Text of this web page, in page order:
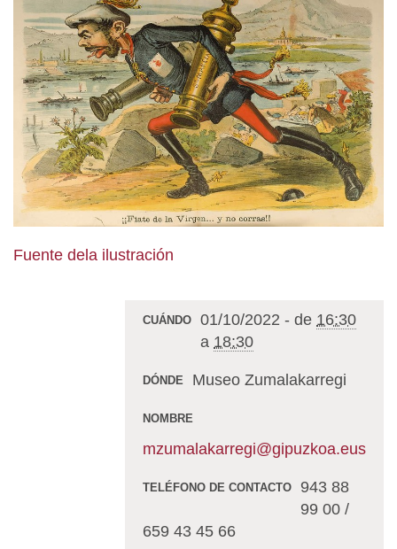
Fuente dela ilustración
CUÁNDO 01/10/2022 - de 16:30
a 18:30
DÓNDE Museo Zumalakarregi
NOMBRE
mzumalakarregi@gipuzkoa.eus
TELÉFONO DE CONTACTO
943 88
99 00 /
659 43 45 66